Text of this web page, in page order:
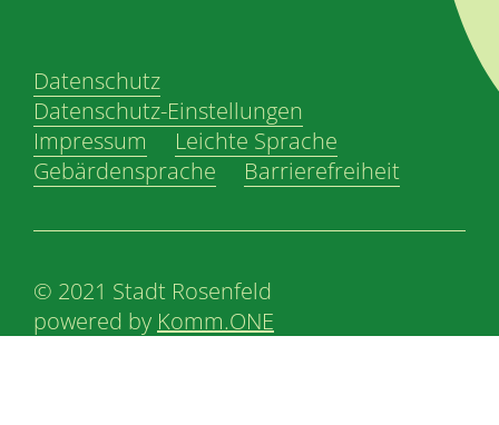
Datenschutz
Datenschutz-Einstellungen
Impressum
Leichte Sprache
Gebärdensprache
Barrierefreiheit
© 2021 Stadt Rosenfeld
powered by Komm.ONE